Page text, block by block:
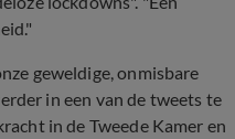
geweldige, onmisbare
in een van de tweets te
in de Tweede Kamer en